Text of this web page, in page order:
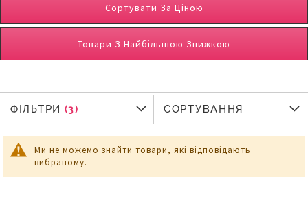
Сортувати За Ціною
Товари З Найбільшою Знижкою
Ми не можемо знайти товари, які відповідають
вибраному.
ФІЛЬТРИ
ФІЛЬТРИ СОРТУВАННЯ